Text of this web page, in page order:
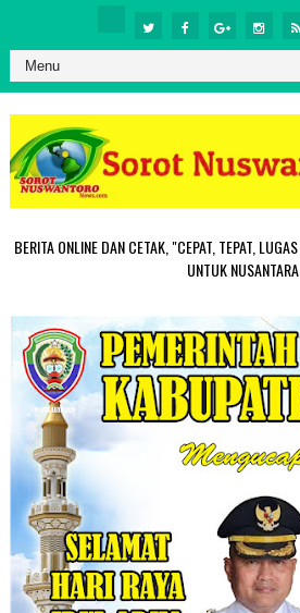
BERITA ONLINE DAN CETAK, "CEPAT, TEPAT,
UNTUK NUSANTARA